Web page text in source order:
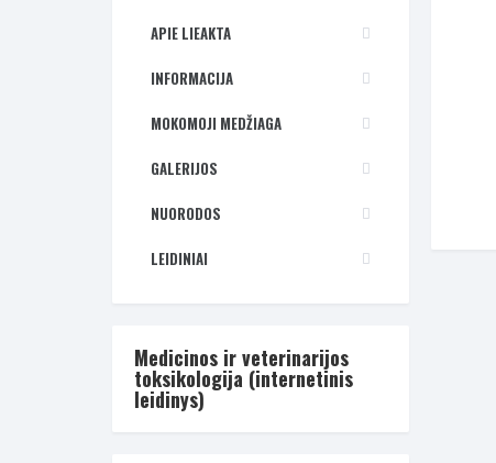
APIE LIEAKTA
INFORMACIJA
MOKOMOJI MEDŽIAGA
GALERIJOS
NUORODOS
LEIDINIAI
Medicinos ir veterinarijos
toksikologija (internetinis
leidinys)